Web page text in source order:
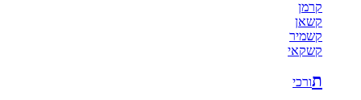
קרמן
קשאן
קשמיר
קשקאי
תורכי